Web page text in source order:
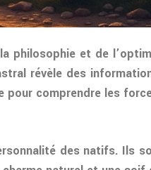
philosophie et de
révèle des
comprendre les
des natifs. Ils